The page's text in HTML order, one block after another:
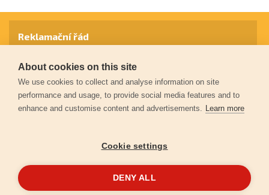
© 2026Extol.cz- Všechna práva vyhrazena
Reklamační řád
Záruční podmínky
Ochrana osobních údajů
About cookies on this site
We use cookies to collect and analyse information on site
performance and usage, to provide social media features and to
enhance and customise content and advertisements. Learn more
Cookie settings
DENY ALL